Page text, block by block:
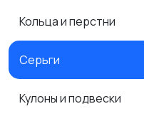
Кольца и перстни
Серьги
Кулоны и подвески